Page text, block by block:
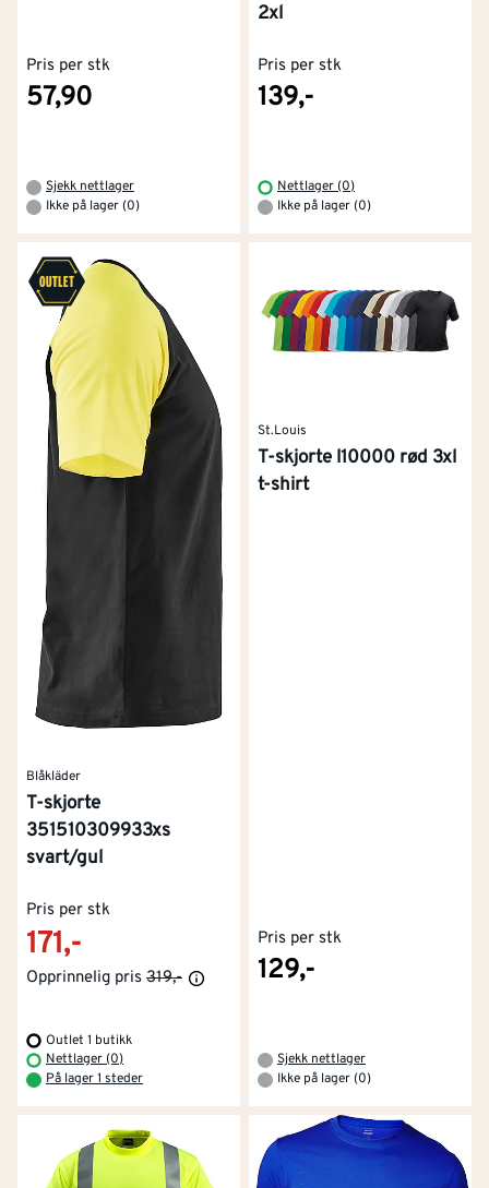
Pris per stk
57,90
Sjekk nettlager
Ikke på lager (0)
2xl
Pris per stk
139,-
Nettlager (0)
Ikke på lager (0)
Blåkläder
T-skjorte
351510309933xs
svart/gul
Pris per stk
171,-
Opprinnelig pris 319,-
Outlet 1 butikk
Nettlager (0)
På lager 1 steder
St.Louis
T-skjorte l10000 rød 3xl
t-shirt
Pris per stk
129,-
Sjekk nettlager
Ikke på lager (0)